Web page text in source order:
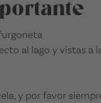
al lago y vistas a
y por favor